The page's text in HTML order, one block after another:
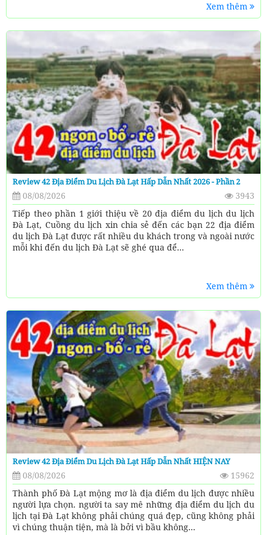
Xem thêm
Review 42 Địa Điểm Du Lịch Đà Lạt Hấp Dẫn Nhất 2026 - Phần 2
08/08/2026
3943
Tiếp theo phần 1 giới thiệu về 20 địa điểm du lịch du lịch
Đà Lạt, Cuồng du lịch xin chia sẻ đến các bạn 22 địa điểm
du lịch Đà Lạt được rất nhiều du khách trong và ngoài nước
mỗi khi đến du lịch Đà Lạt sẽ ghé qua để...
Xem thêm
Review 42 Địa Điểm Du Lịch Đà Lạt Hấp Dẫn Nhất HIỆN NAY
08/08/2026
15962
Thành phố Đà Lạt mộng mơ là địa điểm du lịch được nhiều
người lựa chọn. người ta say mê những địa điểm du lịch du
lịch tại Đà Lạt không phải chúng quá đẹp, cũng không phải
vì chúng thuận tiện, mà là bởi vì bầu không...